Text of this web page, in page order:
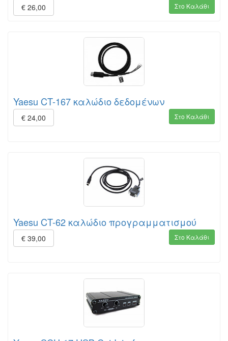
€ 26,00 Στο Καλάθι
Yaesu CT-167 καλώδιο δεδομένων
€ 24,00 Στο Καλάθι
Yaesu CT-62 καλώδιο προγραμματισμού
€ 39,00 Στο Καλάθι